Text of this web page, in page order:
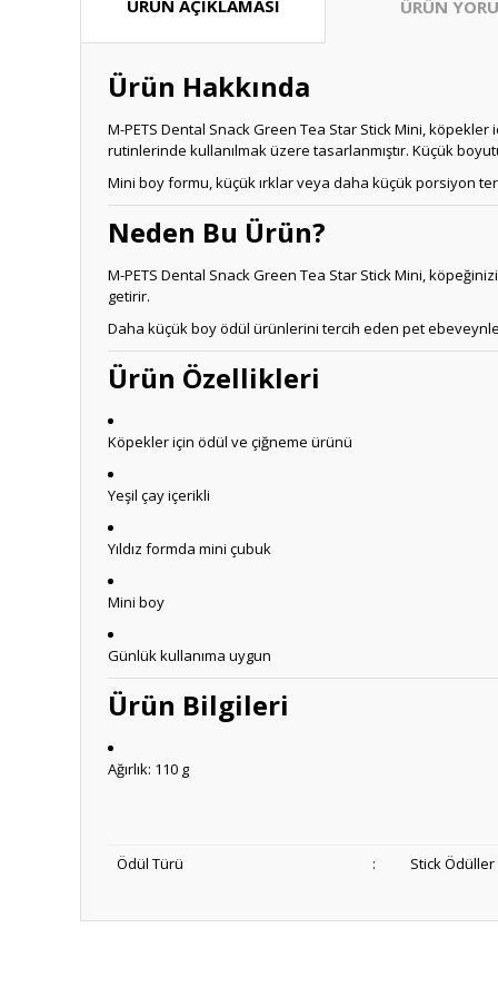
ÜRÜN AÇIKLAMASI ÜRÜN
Ürün Hakkında
M-PETS Dental Snack Green Tea Star Stick Mini, köpekler
rutinlerinde kullanılmak üzere tasarlanmıştır. Küçük
Mini boy formu, küçük ırklar veya daha küçük porsiyon
Neden Bu Ürün?
M-PETS Dental Snack Green Tea Star Stick Mini,
getirir.
Daha küçük boy ödül ürünlerini tercih eden pet
Ürün Özellikleri
Köpekler için ödül ve çiğneme ürünü
Yeşil çay içerikli
Yıldız formda mini çubuk
Mini boy
Günlük kullanıma uygun
Ürün Bilgileri
Ağırlık: 110 g
Ödül Türü : Stick Ödüller